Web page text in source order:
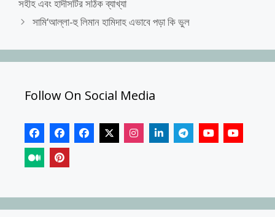
সহীহ এবং হাদীসটির সঠিক ব্যাখ্যা
সামি‘আল্লা-হু লিমান হামিদাহ এভাবে পড়া কি ভুল
Follow On Social Media